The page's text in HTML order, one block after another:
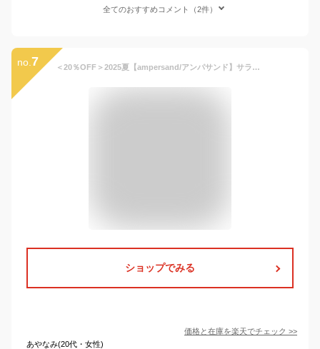
全てのおすすめコメント（2件）
no. 7 ＜20％OFF＞2025夏【ampersand/アンパサンド】サラサラ天竺 深あきインナー かくれんぼ こんにちは キャミソール タンクトップ≪80cm 90cm 95cm 100cm 110cm 120cm 130cm 140cm≫キッズ 肌着 下着 シャツ かわいい 男の子 女の子 見えない
ショップでみる
価格と在庫を楽天でチェック >>
あやなみ(20代・女性)